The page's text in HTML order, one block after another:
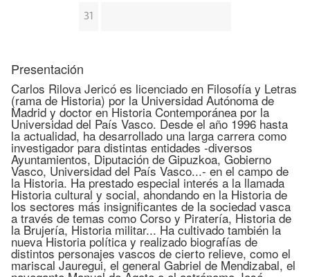
31
Presentación
Carlos Rilova Jericó es licenciado en Filosofía y Letras
(rama de Historia) por la Universidad Autónoma de
Madrid y doctor en Historia Contemporánea por la
Universidad del País Vasco. Desde el año 1996 hasta
la actualidad, ha desarrollado una larga carrera como
investigador para distintas entidades -diversos
Ayuntamientos, Diputación de Gipuzkoa, Gobierno
Vasco, Universidad del País Vasco...- en el campo de
la Historia. Ha prestado especial interés a la llamada
Historia cultural y social, ahondando en la Historia de
los sectores más insignificantes de la sociedad vasca
a través de temas como Corso y Piratería, Historia de
la Brujería, Historia militar... Ha cultivado también la
nueva Historia política y realizado biografías de
distintos personajes vascos de cierto relieve, como el
mariscal Jauregui, el general Gabriel de Mendizabal, el